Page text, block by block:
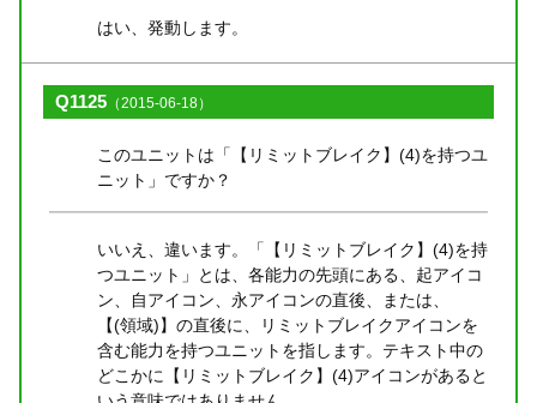
はい、発動します。
Q1125 （2015-06-18）
このユニットは「【リミットブレイク】(4)を持つユ
ニット」ですか？
いいえ、違います。「【リミットブレイク】(4)を持
つユニット」とは、各能力の先頭にある、起アイコ
ン、自アイコン、永アイコンの直後、または、
【(領域)】の直後に、リミットブレイクアイコンを
含む能力を持つユニットを指します。テキスト中の
どこかに【リミットブレイク】(4)アイコンがあると